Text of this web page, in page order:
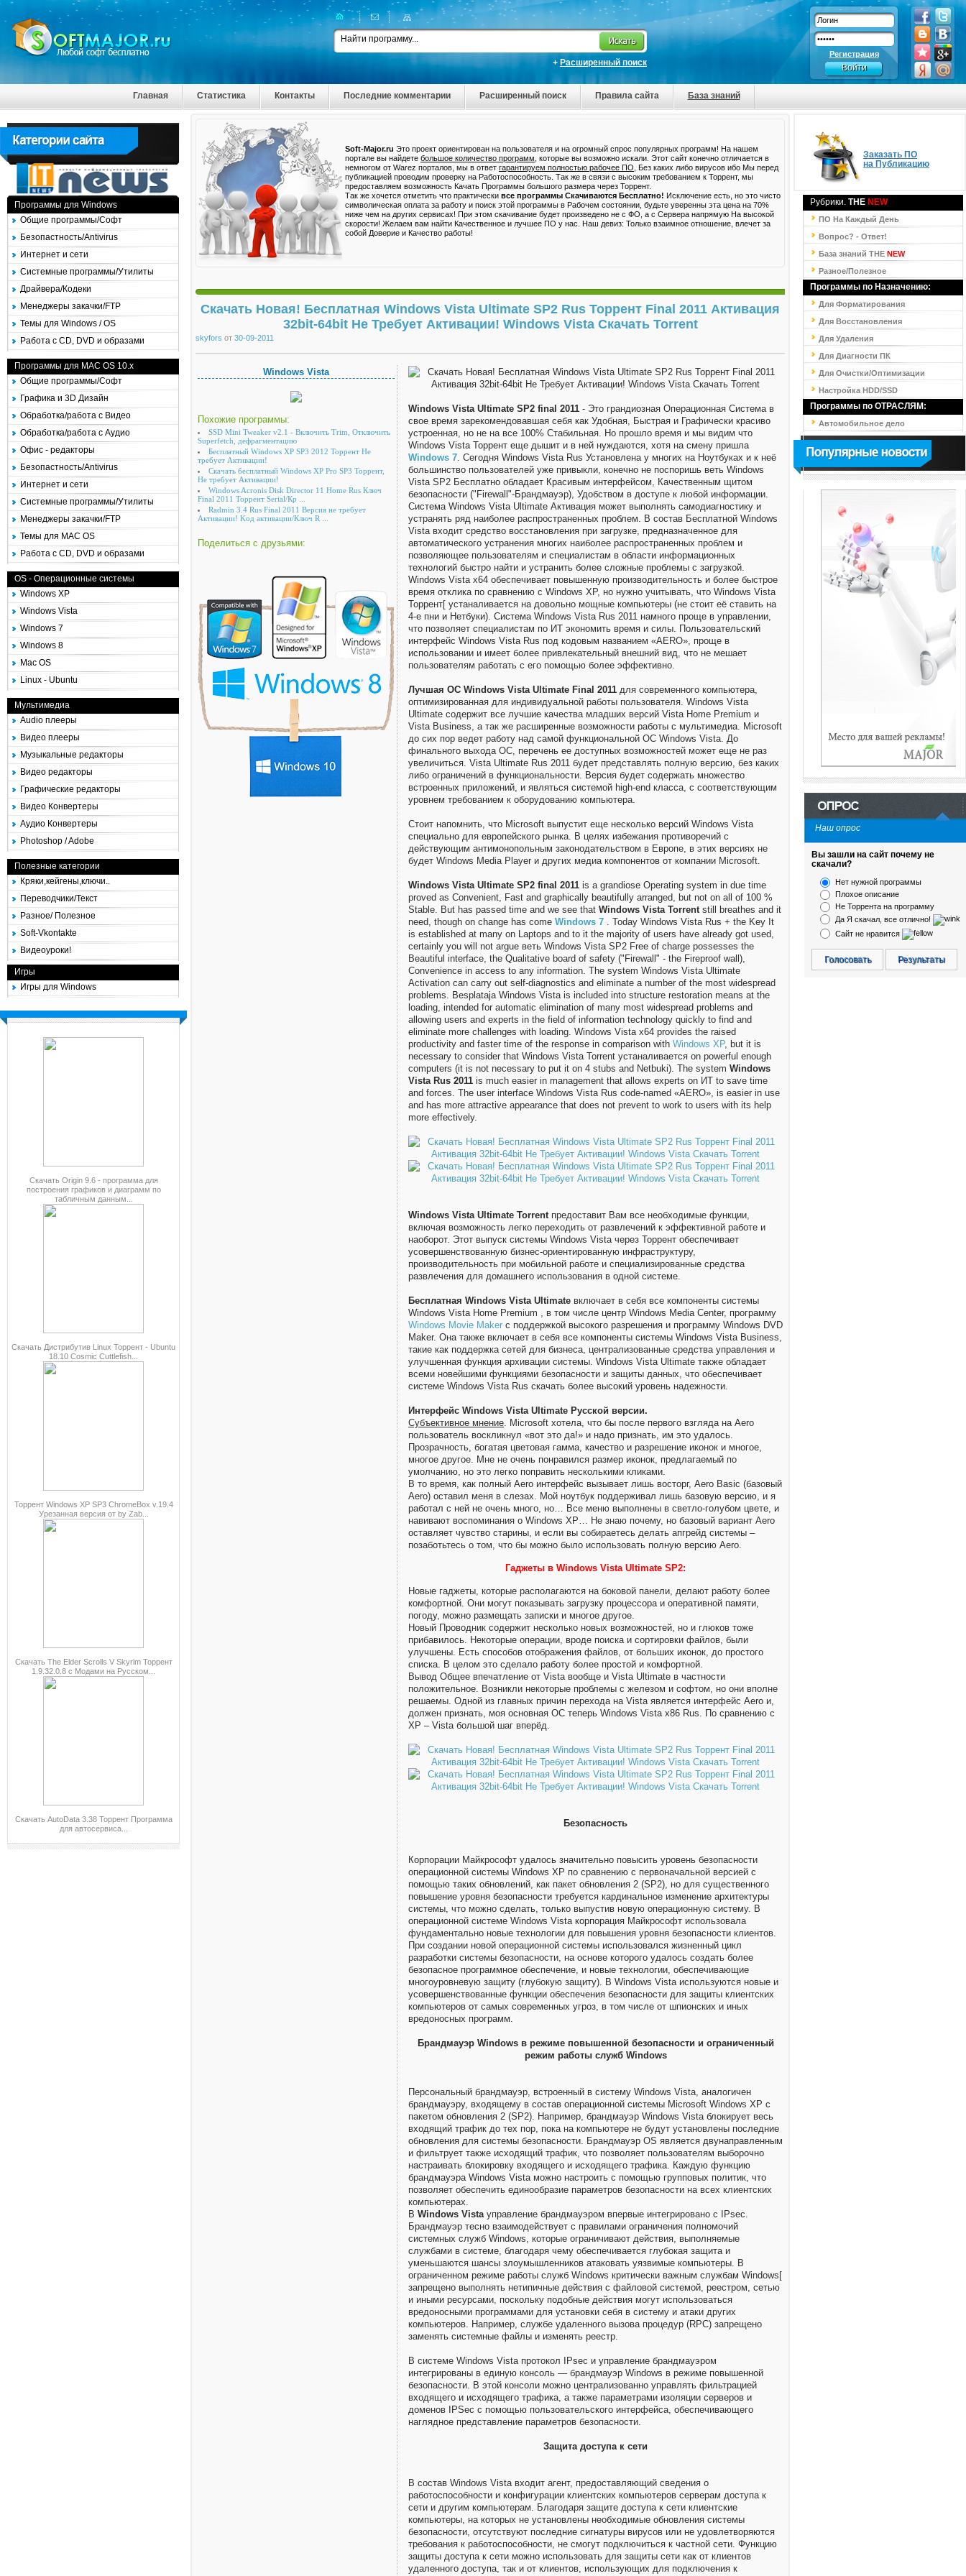
Регистрация
+ Расширенный поиск
Главная Статистика Контакты Последние комментарии Расширенный поиск Правила сайта База знаний
Программы для Windows
Общие программы/Софт
Безопастность/Antivirus
Интернет и сети
Системные программы/Утилиты
Драйвера/Кодеки
Менеджеры закачки/FTP
Темы для Windows / OS
Работа с CD, DVD и образами
Программы для MAC OS 10.x
Общие программы/Софт
Графика и 3D Дизайн
Обработка/работа с Видео
Обработка/работа с Аудио
Офис - редакторы
Безопастность/Antivirus
Интернет и сети
Системные программы/Утилиты
Менеджеры закачки/FTP
Темы для MAC OS
Работа с CD, DVD и образами
OS - Операционные системы
Windows XP
Windows Vista
Windows 7
Windows 8
Mac OS
Linux - Ubuntu
Мультимедиа
Audio плееры
Видео плееры
Музыкальные редакторы
Видео редакторы
Графические редакторы
Видео Конвертеры
Аудио Конвертеры
Photoshop / Adobe
Полезные категории
Кряки,кейгены,ключи..
Переводчики/Текст
Разное/ Полезное
Soft-Vkontakte
Видеоуроки!
Игры
Игры для Windows
Скачать Origin 9.6 - программа для
построения графиков и диаграмм по
табличным данным...
Скачать Дистрибутив Linux Торрент - Ubuntu
18.10 Cosmic Cuttlefish...
Торрент Windows XP SP3 ChromeBox v.19.4
Урезанная версия от by Zab...
Скачать The Elder Scrolls V Skyrim Торрент
1.9.32.0.8 с Модами на Русском...
Скачать AutoData 3.38 Торрент Программа
для автосервиса...
Заказать ПО
на Публикацию
Рубрики. THE NEW
ПО На Каждый День
Вопрос? - Ответ!
База знаний THE NEW
Разное/Полезное
Программы по Назначению:
Для Форматирования
Для Восстановления
Для Удаления
Для Диагности ПК
Для Очистки/Оптимизации
Настройка HDD/SSD
Программы по ОТРАСЛЯМ:
Автомобильное дело
Наш опрос
Вы зашли на сайт почему не
скачали?
Нет нужной программы
Плохое описание
Не Торрента на программу
Да Я скачал, все отлично!
Сайт не нравится
Голосовать Результаты
Soft-Major.ru Это проект ориентирован на пользователя и на огромный спрос популярных программ! На нашем
портале вы найдете большое количество программ , которые вы возможно искали. Этот сайт конечно отличается в
немногом от Warez порталов, мы в ответ гарантируем полностью рабочее ПО , Без каких либо вирусов ибо Мы перед
публикацией проводим проверку на Работоспособность. Так же в связи с высоким требованием к Торрент, мы
предоставляем возможность Качать Программы большого размера через Торрент.
Так же хочется отметить что практически все программы Скачиваются Бесплатно! Исключение есть, но это чисто
символическая оплата за работу и поиск этой программы в Рабочем состоянии, будьте уверенны эта цена на 70%
ниже чем на других сервисах! При этом скачивание будет произведено не с ФО, а с Сервера напрямую На высокой
скорости! Желаем вам найти Качественное и лучшее ПО у нас. Наш девиз: Только взаимное отношение, влечет за
собой Доверие и Качество работы!
Скачать Новая! Бесплатная Windows Vista Ultimate SP2 Rus Торрент Final 2011 Активация
32bit-64bit Не Требует Активации! Windows Vista Скачать Torrent
skyfors от 30-09-2011
Windows Vista
Похожие программы:
SSD Mini Tweaker v2.1 - Включить Trim, Отключить
Superfetch, дефрагментацию
Бесплатный Windows XP SP3 2012 Торрент Не
требует Активации!
Скачать бесплатный Windows XP Pro SP3 Торрент,
Не требует Активации!
Windows Acronis Disk Director 11 Home Rus Ключ
Final 2011 Торрент Serial/Кр ...
Radmin 3.4 Rus Final 2011 Версия не требует
Активации! Kод активации/Ключ R ...
Поделиться с друзьями:
Windows Vista Ultimate SP2 final 2011 - Это грандиозная Операционная Система в
свое время зарекомендовавшая себя как Удобная, Быстрая и Графически красиво
устроенная, но не на все 100% Стабильная. Но прошло время и мы видим что
Windows Vista Торрент еще дышит и в ней нуждаются, хотя на смену пришла
Windows 7. Сегодня Windows Vista Rus Установлена у многих на Ноутбуках и к неё
большинство пользователей уже привыкли, конечно не поспоришь веть Windows
Vista SP2 Бесплатно обладает Красивым интерфейсом, Качественным щитом
безопасности ("Firewall"-Брандмауэр), Удобством в доступе к любой информации.
Система Windows Vista Ultimate Активация может выполнять самодиагностику и
устранять ряд наиболее распространенных проблем. В состав Бесплатной Windows
Vista входит средство восстановления при загрузке, предназначенное для
автоматического устранения многих наиболее распространенных проблем и
позволяющее пользователям и специалистам в области информационных
технологий быстро найти и устранить более сложные проблемы с загрузкой.
Windows Vista x64 обеспечивает повышенную производительность и более быстрое
время отклика по сравнению с Windows XP, но нужно учитывать, что Windows Vista
Торрент[ устаналивается на довольно мощные компьютеры (не стоит её ставить на
4-е пни и Нетбуки). Система Windows Vista Rus 2011 намного проще в управлении,
что позволяет специалистам по ИТ экономить время и силы. Пользовательский
интерфейс Windows Vista Rus под кодовым названием «AERO», проще в
использовании и имеет более привлекательный внешний вид, что не мешает
пользователям работать с его помощью более эффективно.
Лучшая ОС Windows Vista Ultimate Final 2011 для современного компьютера,
оптимизированная для индивидуальной работы пользователя. Windows Vista
Ultimate содержит все лучшие качества младших версий Vista Home Premium и
Vista Business, а так же расширенные возможности работы с мультимедиа. Microsoft
до сих пор ведет работу над самой функциональной ОС Windows Vista. До
финального выхода ОС, перечень ее доступных возможностей может еще не раз
увеличиться. Vista Ultimate Rus 2011 будет представлять полную версию, без каких
либо ограничений в функциональности. Версия будет содержать множество
встроенных приложений, и являться системой high-end класса, с соответствующим
уровнем требованием к оборудованию компьютера.
Стоит напомнить, что Microsoft выпустит еще несколько версий Windows Vista
специально для европейского рынка. В целях избежания противоречий с
действующим антимонопольным законодательством в Европе, в этих версиях не
будет Windows Media Player и других медиа компонентов от компании Microsoft.
Windows Vista Ultimate SP2 final 2011 is a grandiose Operating system in due time
proved as Convenient, Fast and graphically beautifully arranged, but not on all of 100 %
Stable. But has passed time and we see that Windows Vista Torrent still breathes and it
need, though on change has come Windows 7 . Today Windows Vista Rus + the Key It
is established at many on Laptops and to it the majority of users have already got used,
certainly you will not argue веть Windows Vista SP2 Free of charge possesses the
Beautiful interface, the Qualitative board of safety ("Firewall" - the Fireproof wall),
Convenience in access to any information. The system Windows Vista Ultimate
Activation can carry out self-diagnostics and eliminate a number of the most widespread
problems. Besplataja Windows Vista is included into structure restoration means at the
loading, intended for automatic elimination of many most widespread problems and
allowing users and experts in the field of information technology quickly to find and
eliminate more challenges with loading. Windows Vista x64 provides the raised
productivity and faster time of the response in comparison with Windows XP, but it is
necessary to consider that Windows Vista Torrent устаналивается on powerful enough
computers (it is not necessary to put it on 4 stubs and Netbuki). The system Windows
Vista Rus 2011 is much easier in management that allows experts on ИТ to save time
and forces. The user interface Windows Vista Rus code-named «AERO», is easier in use
and has more attractive appearance that does not prevent to work to users with its help
more effectively.
Windows Vista Ultimate Torrentпредоставит Вам все необходимые функции,
включая возможность легко переходить от развлечений к эффективной работе и
наоборот. Этот выпуск системы Windows Vista через Торрент обеспечивает
усовершенствованную бизнес-ориентированную инфраструктуру,
производительность при мобильной работе и специализированные средства
развлечения для домашнего использования в одной системе.
Бесплатная Windows Vista Ultimate включает в себя все компоненты системы
Windows Vista Home Premium , в том числе центр Windows Media Center, программу
Windows Movie Maker с поддержкой высокого разрешения и программу Windows DVD
Maker. Она также включает в себя все компоненты системы Windows Vista Business,
такие как поддержка сетей для бизнеса, централизованные средства управления и
улучшенная функция архивации системы. Windows Vista Ultimate также обладает
всеми новейшими функциями безопасности и защиты данных, что обеспечивает
системе Windows Vista Rus скачать более высокий уровень надежности.
Интерфейс Windows Vista Ultimate Русской версии.
Субъективное мнение. Microsoft хотела, что бы после первого взгляда на Aero
пользователь воскликнул «вот это да!» и надо признать, им это удалось.
Прозрачность, богатая цветовая гамма, качество и разрешение иконок и многое,
многое другое. Мне не очень понравился размер иконок, предлагаемый по
умолчанию, но это легко поправить несколькими кликами.
В то время, как полный Aero интерфейс вызывает лишь восторг, Aero Basic (базовый
Aero) оставил меня в слезах. Мой ноутбук поддерживал лишь базовую версию, и я
работал с ней не очень много, но… Все меню выполнены в светло-голубом цвете, и
навивают воспоминания о Windows ХР… Не знаю почему, но базовый вариант Aero
оставляет чувство старины, и если вы собираетесь делать апгрейд системы –
позаботьтесь о том, что бы можно было использовать полную версию Aero.
Гаджеты в Windows Vista Ultimate SP2:
Новые гаджеты, которые располагаются на боковой панели, делают работу более
комфортной. Они могут показывать загрузку процессора и оперативной памяти,
погоду, можно размещать записки и многое другое.
Новый Проводник содержит несколько новых возможностей, но и глюков тоже
прибавилось. Некоторые операции, вроде поиска и сортировки файлов, были
улучшены. Есть способов отображения файлов, от больших иконок, до простого
списка. В целом это сделало работу более простой и комфортной.
Вывод Общее впечатление от Vista вообще и Vista Ultimate в частности
положительное. Возникли некоторые проблемы с железом и софтом, но они вполне
решаемы. Одной из главных причин перехода на Vista является интерфейс Aero и,
должен признать, моя основная ОС теперь Windows Vista x86 Rus. По сравнению с
XP – Vista большой шаг вперёд.
Безопасность
Корпорации Майкрософт удалось значительно повысить уровень безопасности
операционной системы Windows XP по сравнению с первоначальной версией с
помощью таких обновлений, как пакет обновления 2 (SP2), но для существенного
повышение уровня безопасности требуется кардинальное изменение архитектуры
системы, что можно сделать, только выпустив новую операционную систему. В
операционной системе Windows Vista корпорация Майкрософт использовала
фундаментально новые технологии для повышения уровня безопасности клиентов.
При создании новой операционной системы использовался жизненный цикл
разработки системы безопасности, на основе которого удалось создать более
безопасное программное обеспечение, и новые технологии, обеспечивающие
многоуровневую защиту (глубокую защиту). В Windows Vista используются новые и
усовершенствованные функции обеспечения безопасности для защиты клиентских
компьютеров от самых современных угроз, в том числе от шпионских и иных
вредоносных программ.
Брандмауэр Windows в режиме повышенной безопасности и ограниченный
режим работы служб Windows
Персональный брандмауэр, встроенный в систему Windows Vista, аналогичен
брандмауэру, входящему в состав операционной системы Microsoft Windows XP с
пакетом обновления 2 (SP2). Например, брандмауэр Windows Vista блокирует весь
входящий трафик до тех пор, пока на компьютере не будут установлены последние
обновления для системы безопасности. Брандмауэр OS является двунаправленным
и фильтрует также исходящий трафик, что позволяет пользователям выборочно
настраивать блокировку входящего и исходящего трафика. Каждую функцию
брандмауэра Windows Vista можно настроить с помощью групповых политик, что
позволяет обеспечить единообразие параметров безопасности на всех клиентских
компьютерах.
В Windows Vistaуправление брандмауэром впервые интегрировано с IPsec.
Брандмауэр тесно взаимодействует с правилами ограничения полномочий
системных служб Windows, которые ограничивают действия, выполняемые
службами в системе, благодаря чему обеспечивается глубокая защита и
уменьшаются шансы злоумышленников атаковать уязвимые компьютеры. В
ограниченном режиме работы служб Windows критически важным службам Windows[
запрещено выполнять нетипичные действия с файловой системой, реестром, сетью
и иными ресурсами, поскольку подобные действия могут использоваться
вредоносными программами для установки себя в систему и атаки других
компьютеров. Например, службе удаленного вызова процедур (RPC) запрещено
заменять системные файлы и изменять реестр.
В системе Windows Vista протокол IPsec и управление брандмауэром
интегрированы в единую консоль — брандмауэр Windows в режиме повышенной
безопасности. В этой консоли можно централизованно управлять фильтрацией
входящего и исходящего трафика, а также параметрами изоляции серверов и
доменов IPSec с помощью пользовательского интерфейса, обеспечивающего
наглядное представление параметров безопасности.
Защита доступа к сети
В состав Windows Vista входит агент, предоставляющий сведения о
работоспособности и конфигурации клиентских компьютеров серверам доступа к
сети и другим компьютерам. Благодаря защите доступа к сети клиентские
компьютеры, на которых не установлены необходимые обновления системы
безопасности, отсутствуют последние сигнатуры вирусов или не удовлетворяются
требования к работоспособности, не смогут подключиться к частной сети. Функцию
защиты доступа к сети можно использовать для защиты сети как от клиентов
удаленного доступа, так и от клиентов, использующих для подключения к